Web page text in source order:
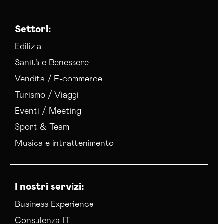
Settori:
Edilizia
Sanità e Benessere
Vendita / E-commerce
Turismo / Viaggi
Eventi / Meeting
Sport & Team
Musica e intrattenimento
I nostri servizi:
Business Experience
Consulenza IT